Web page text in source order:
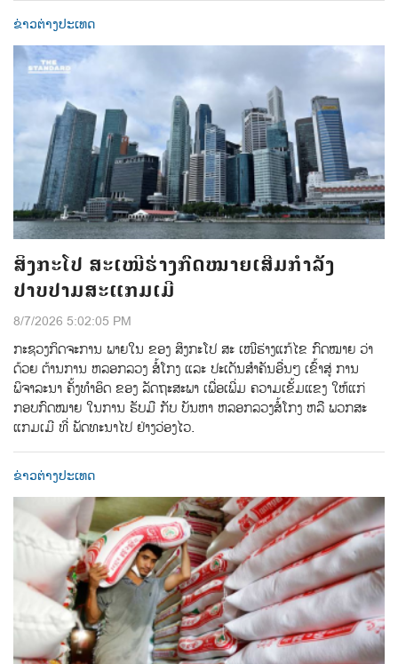
ຂ່າວຕ່າງປະເທດ
ສິງກະໂປ ສະເໜີຮ່າງກົດໝາຍເສີມກຳລັງ
ປາບປາມສະແກມເມີ
8/7/2026 5:02:05 PM
ກະຊວງກິດຈະການ ພາຍໃນ ຂອງ ສິງກະໂປ ສະ ເໜີຮ່າງແກ້ໄຂ ກົດໝາຍ ວ່າ
ດ້ວຍ ຕ້ານການ ຫລອກລວງ ສໍ້ໂກງ ແລະ ປະເດັນສຳຄັນອື່ນໆ ເຂົ້າສູ່ ການ
ພິຈາລະນາ ຄັ້ງທຳອິດ ຂອງ ລັດຖະສະພາ ເພື່ອເພີ່ມ ຄວາມເຂັ້ມແຂງ ໃຫ້ແກ່
ກອບກົດໝາຍ ໃນການ ຮັບມື ກັບ ບັນຫາ ຫລອກລວງສໍ້ໂກງ ຫລື ພວກສະ
ແກມເມີ ທີ່ ພັດທະນາໄປ ຢ່າງວ່ອງໄວ.
ຂ່າວຕ່າງປະເທດ